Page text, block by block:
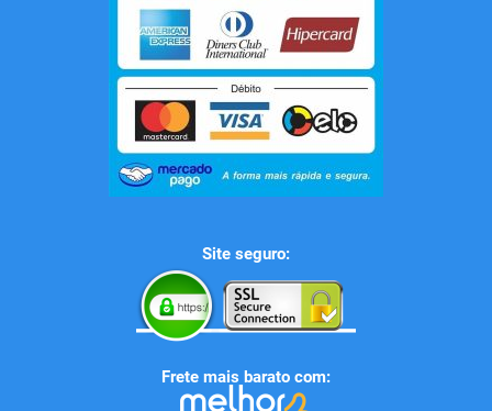
Site seguro:
Frete mais barato com: